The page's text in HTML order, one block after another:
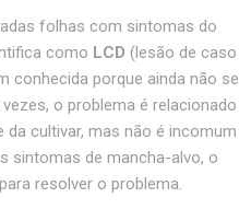
folhas com sintomas do
como LCD (lesão de caso
conhecida porque ainda não se
o problema é relacionado
da cultivar, mas não é incomum
sintomas de mancha-alvo, o
resolver o problema.